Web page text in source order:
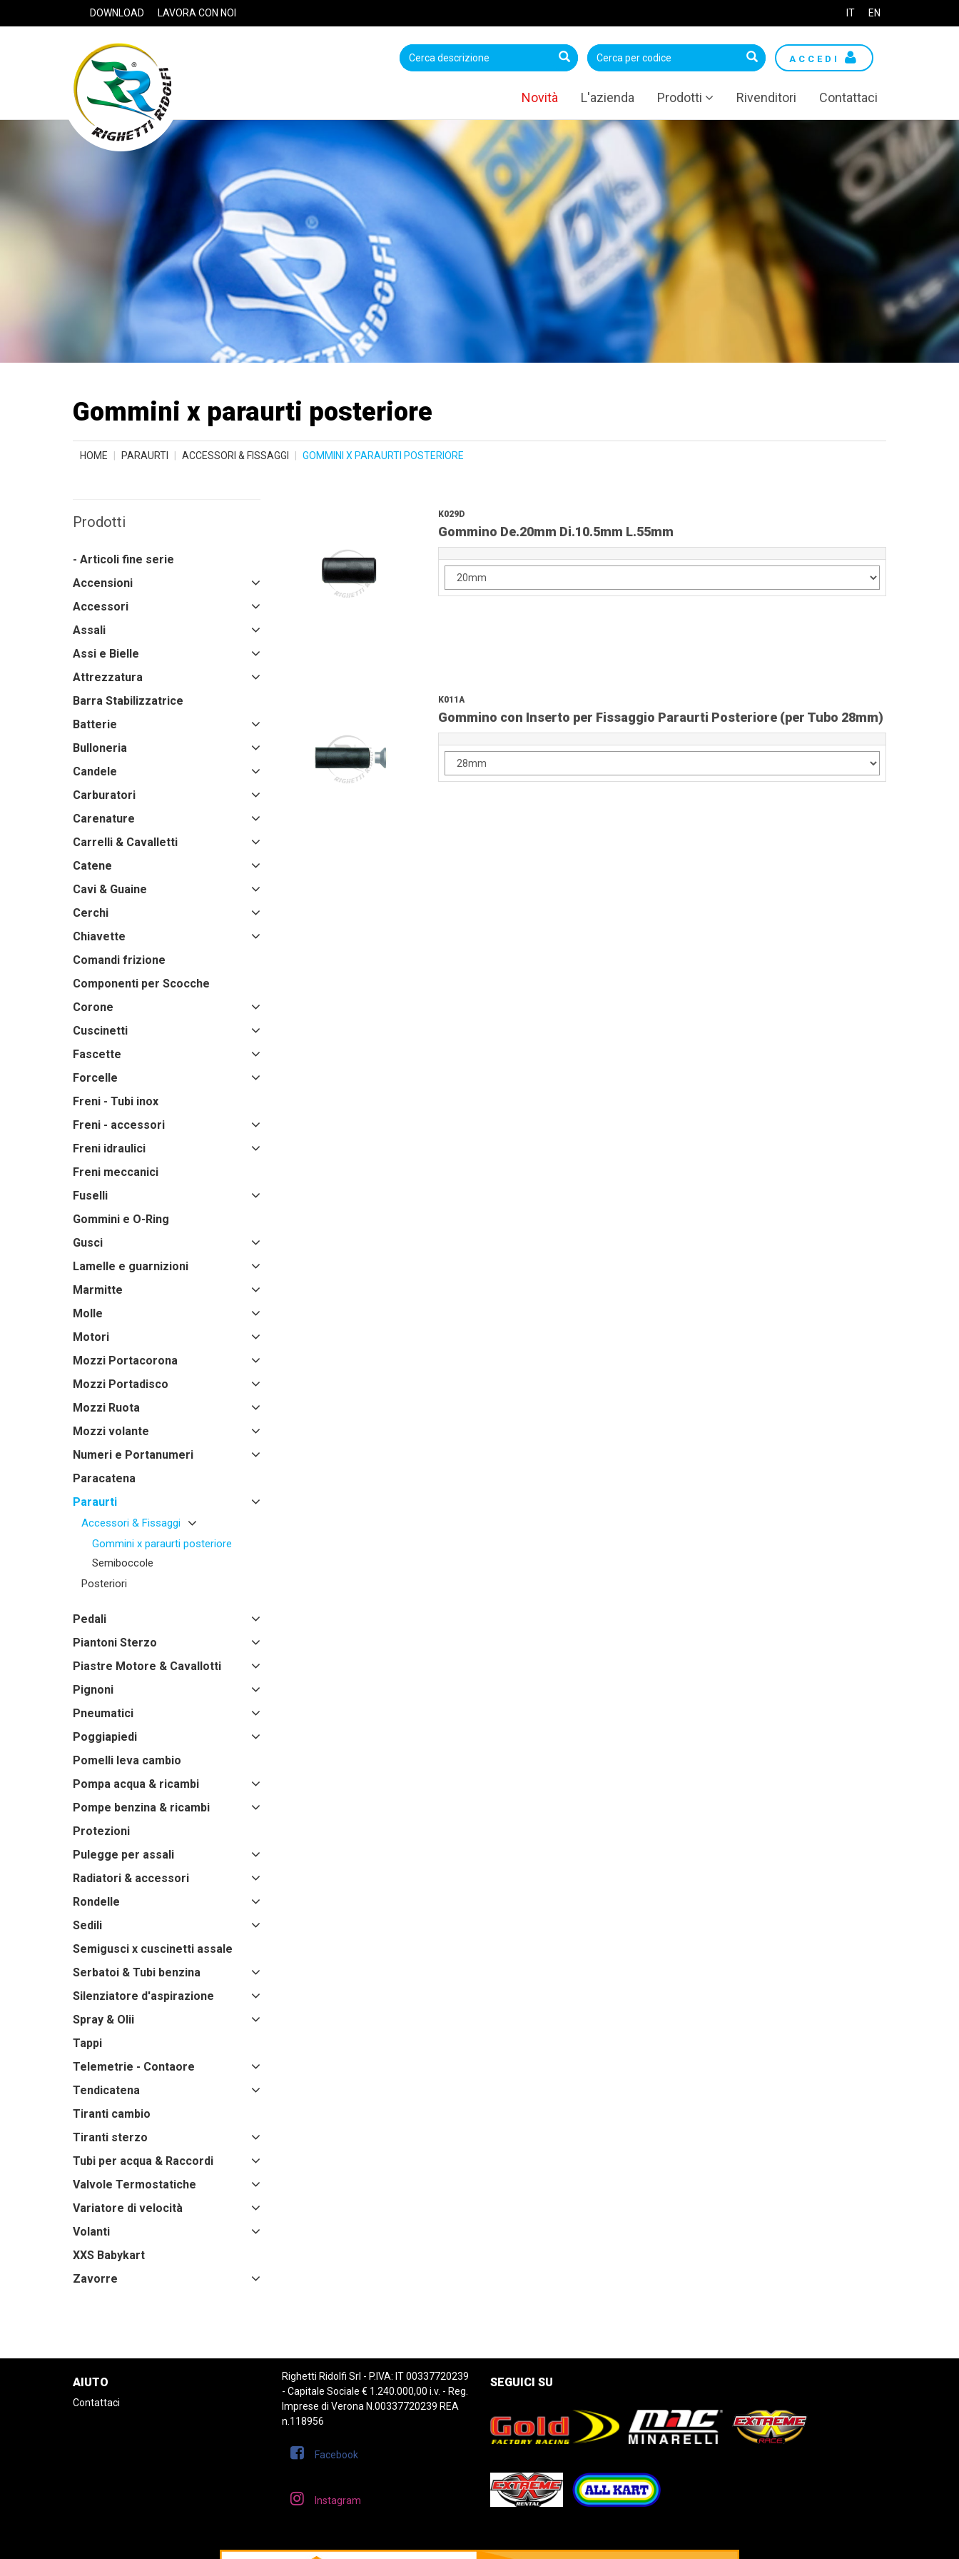
DOWNLOAD LAVORA CON NOI IT EN
ACCEDI
Novità L'azienda Prodotti Rivenditori Contattaci
Gommini x paraurti posteriore
HOME PARAURTI ACCESSORI & FISSAGGI GOMMINI X PARAURTI POSTERIORE
Prodotti
- Articoli fine serie
Accensioni
Accessori
Assali
Assi e Bielle
Attrezzatura
Barra Stabilizzatrice
Batterie
Bulloneria
Candele
Carburatori
Carenature
Carrelli & Cavalletti
Catene
Cavi & Guaine
Cerchi
Chiavette
Comandi frizione
Componenti per Scocche
Corone
Cuscinetti
Fascette
Forcelle
Freni - Tubi inox
Freni - accessori
Freni idraulici
Freni meccanici
Fuselli
Gommini e O-Ring
Gusci
Lamelle e guarnizioni
Marmitte
Molle
Motori
Mozzi Portacorona
Mozzi Portadisco
Mozzi Ruota
Mozzi volante
Numeri e Portanumeri
Paracatena
Paraurti
Accessori & Fissaggi
Gommini x paraurti posteriore
Semiboccole
Posteriori
Pedali
Piantoni Sterzo
Piastre Motore & Cavallotti
Pignoni
Pneumatici
Poggiapiedi
Pomelli leva cambio
Pompa acqua & ricambi
Pompe benzina & ricambi
Protezioni
Pulegge per assali
Radiatori & accessori
Rondelle
Sedili
Semigusci x cuscinetti assale
Serbatoi & Tubi benzina
Silenziatore d'aspirazione
Spray & Olii
Tappi
Telemetrie - Contaore
Tendicatena
Tiranti cambio
Tiranti sterzo
Tubi per acqua & Raccordi
Valvole Termostatiche
Variatore di velocità
Volanti
XXS Babykart
Zavorre
K029D
Gommino De.20mm Di.10.5mm L.55mm
K011A
Gommino con Inserto per Fissaggio Paraurti Posteriore (per Tubo 28mm)
AIUTO
Contattaci
Righetti Ridolfi Srl - P.IVA: IT 00337720239
- Capitale Sociale € 1.240.000,00 i.v. - Reg.
Imprese di Verona N.00337720239 REA
n.118956
Facebook
Instagram
SEGUICI SU